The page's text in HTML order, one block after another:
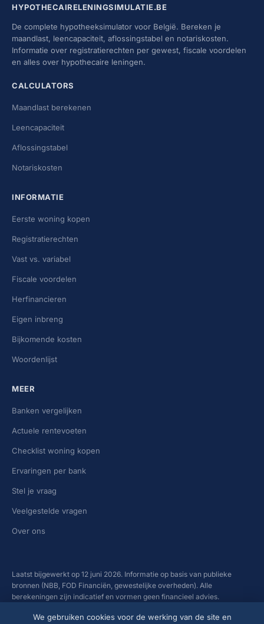
HYPOTHECAIRELENINGSIMULATIE.BE
De complete hypotheeksimulator voor België. Bereken je
maandlast, leencapaciteit, aflossingstabel en notariskosten.
Informatie over registratierechten per gewest, fiscale voordelen
en alles over hypothecaire leningen.
CALCULATORS
Maandlast berekenen
Leencapaciteit
Aflossingstabel
Notariskosten
INFORMATIE
Eerste woning kopen
Registratierechten
Vast vs. variabel
Fiscale voordelen
Herfinancieren
Eigen inbreng
Bijkomende kosten
Woordenlijst
MEER
Banken vergelijken
Actuele rentevoeten
Checklist woning kopen
Ervaringen per bank
Stel je vraag
Veelgestelde vragen
Over ons
Laatst bijgewerkt op 12 juni 2026. Informatie op basis van publieke
bronnen (NBB, FOD Financiën, gewestelijke overheden). Alle
berekeningen zijn indicatief en vormen geen financieel advies.
We gebruiken cookies voor de werking van de site en